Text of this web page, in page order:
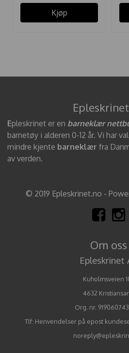
Kjøp
Epleskrinet er en barneklær
barnetøy i alderen 0-12 år. Vi har
mindre kjente barneklær fra
av verden.
© 2019 Epleskrinet.no -
Om oss
Epleskrinet
Kuholmsveien
4632
Org. nr.
Tlf: Henvendelser på epost